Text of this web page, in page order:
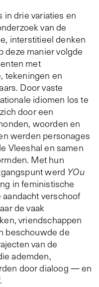
in drie variaties en
van de
interstitieel denken
deze manier volgde
met
tekeningen en
Door vaste
idiomen los te
door een
woorden en
werden personages
Vleeshal en samen
Met hun
werd YOu
in feministische
verschoof
de vaak
vriendschappen
beschouwde de
van de
ademden,
door dialoog — en